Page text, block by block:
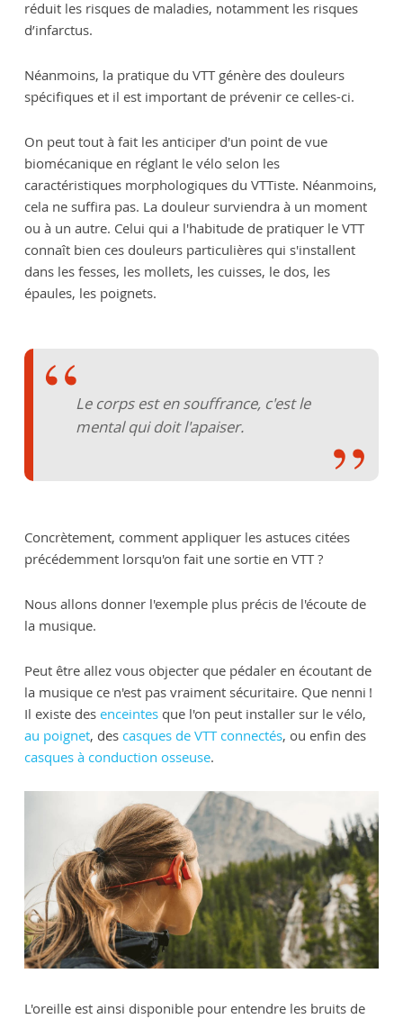
réduit les risques de maladies, notamment les risques
d’infarctus.
Néanmoins, la pratique du VTT génère des douleurs
spécifiques et il est important de prévenir ce celles-ci.
On peut tout à fait les anticiper d'un point de vue
biomécanique en réglant le vélo selon les
caractéristiques morphologiques du VTTiste. Néanmoins,
cela ne suffira pas. La douleur surviendra à un moment
ou à un autre. Celui qui a l'habitude de pratiquer le VTT
connaît bien ces douleurs particulières qui s'installent
dans les fesses, les mollets, les cuisses, le dos, les
épaules, les poignets.
Le corps est en souffrance, c'est le
mental qui doit l'apaiser.
Concrètement, comment appliquer les astuces citées
précédemment lorsqu'on fait une sortie en VTT ?
Nous allons donner l'exemple plus précis de l'écoute de
la musique.
Peut être allez vous objecter que pédaler en écoutant de
la musique ce n'est pas vraiment sécuritaire. Que nenni !
Il existe des enceintesque l'on peut installer sur le vélo,
au poignet, des casques de VTT connectés, ou enfin des
casques à conduction osseuse.
L'oreille est ainsi disponible pour entendre les bruits de